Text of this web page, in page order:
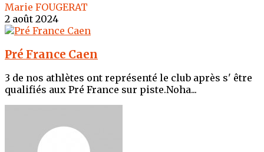
Marie FOUGERAT
2 août 2024
Pré France Caen
3 de nos athlètes ont représenté le club après s' être
qualifiés aux Pré France sur piste.Noha...